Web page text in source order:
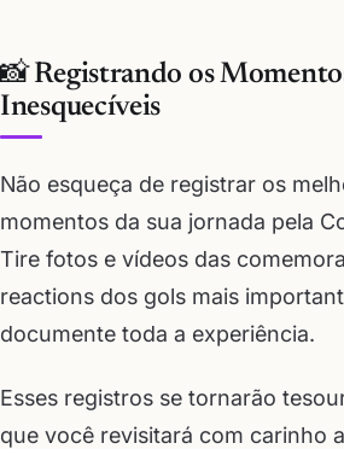
📸 Registrando os
Inesquecíveis
Não esqueça de registrar os
momentos da sua jornada pela
Tire fotos e vídeos das
reactions dos gols mais
documente toda a experiência.
Esses registros se tornarão
que você revisitará com carinho